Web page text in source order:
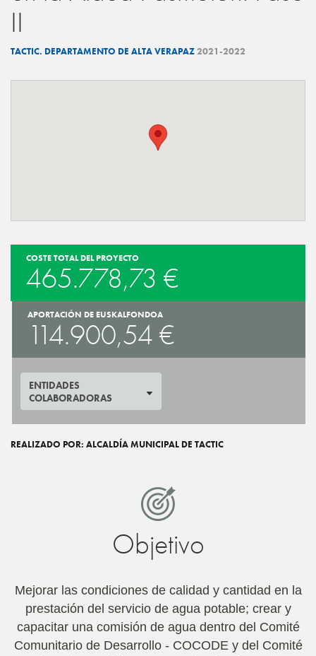
II
TACTIC. DEPARTAMENTO DE ALTA VERAPAZ2021-2022
COSTE TOTAL DEL PROYECTO
465.778,73 €
APORTACIÓN DE EUSKALFONDOA
114.900,54 €
ENTIDADES
COLABORADORAS
REALIZADO POR: ALCALDÍA MUNICIPAL DE TACTIC
Objetivo
Mejorar las condiciones de calidad y cantidad en la
prestación del servicio de agua potable; crear y
capacitar una comisión de agua dentro del Comité
Comunitario de Desarrollo - COCODE y del Comité